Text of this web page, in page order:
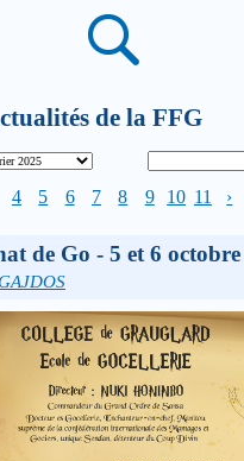
de la FFG
4 5 6 7 8 9 10 11 ›
de Go - 5 et 6